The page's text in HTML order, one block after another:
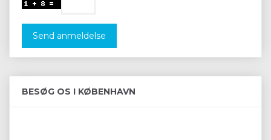
Send anmeldelse
BESØG OS I KØBENHAVN